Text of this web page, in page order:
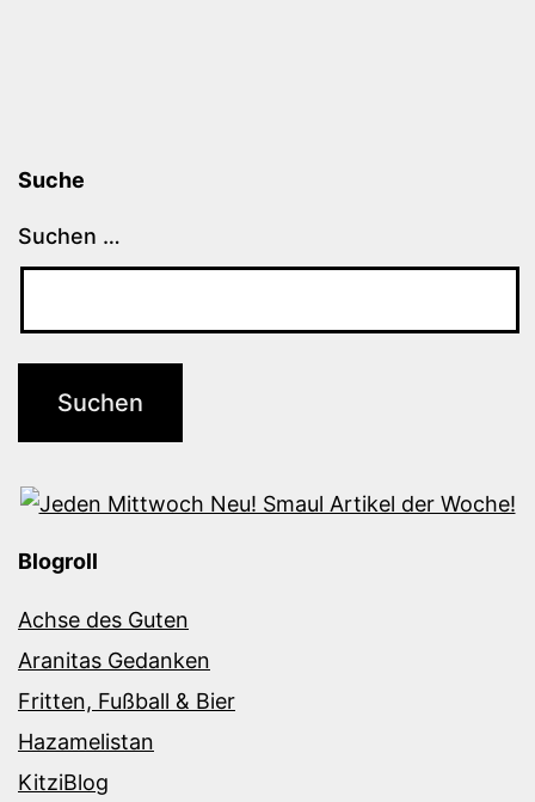
Suche
Suchen …
Blogroll
Achse des Guten
Aranitas Gedanken
Fritten, Fußball & Bier
Hazamelistan
KitziBlog